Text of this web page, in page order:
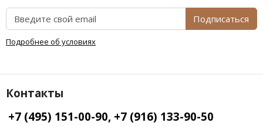
Подписаться
Подробнее об условиях
Контакты
+7 (495) 151-00-90, +7 (916) 133-90-50